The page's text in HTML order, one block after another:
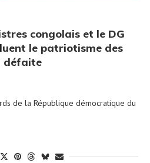
congolais et le DG
le patriotisme des
défaite
de la République démocratique du